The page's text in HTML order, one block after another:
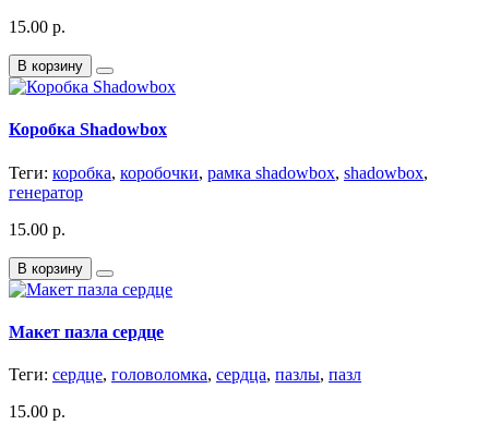
15.00 р.
В корзину
Коробка Shadowbox
Теги: коробка, коробочки, рамка shadowbox, shadowbox,
генератор
15.00 р.
В корзину
Макет пазла сердце
Теги: сердце, головоломка, сердца, пазлы, пазл
15.00 р.